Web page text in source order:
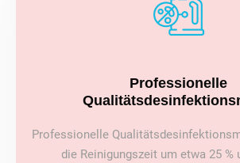
Professionelle
Professionelle
die Reinigungszeit um etwa 25 %